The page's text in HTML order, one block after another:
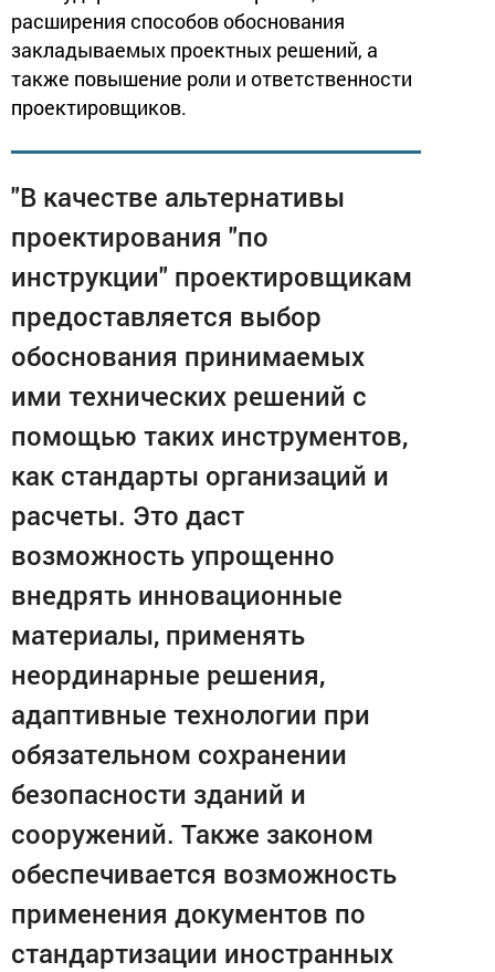
расширения способов обоснования
закладываемых проектных решений, а
также повышение роли и ответственности
проектировщиков.
"В качестве альтернативы
проектирования "по
инструкции" проектировщикам
предоставляется выбор
обоснования принимаемых
ими технических решений с
помощью таких инструментов,
как стандарты организаций и
расчеты. Это даст
возможность упрощенно
внедрять инновационные
материалы, применять
неординарные решения,
адаптивные технологии при
обязательном сохранении
безопасности зданий и
сооружений. Также законом
обеспечивается возможность
применения документов по
стандартизации иностранных